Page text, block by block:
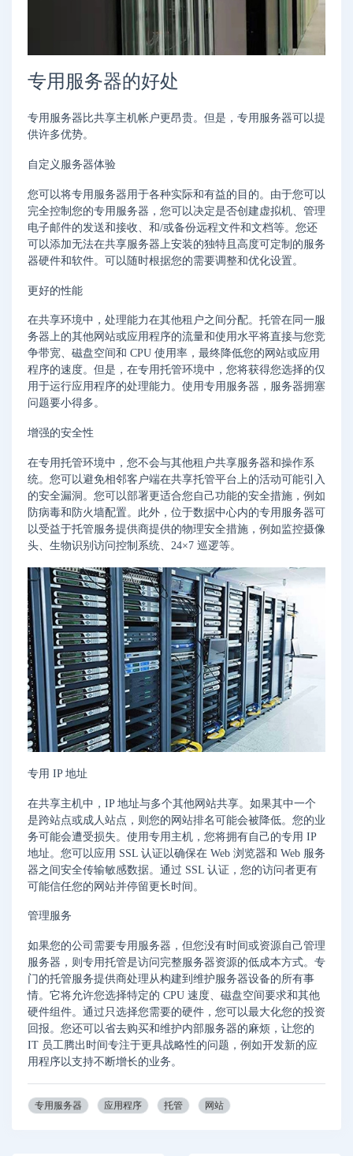
专用服务器的好处
专用服务器比共享主机帐户更昂贵。但是，专用服务器可以提
供许多优势。
自定义服务器体验
您可以将专用服务器用于各种实际和有益的目的。由于您可以
完全控制您的专用服务器，您可以决定是否创建虚拟机、管理
电子邮件的发送和接收、和/或备份远程文件和文档等。您还
可以添加无法在共享服务器上安装的独特且高度可定制的服务
器硬件和软件。可以随时根据您的需要调整和优化设置。
更好的性能
在共享环境中，处理能力在其他租户之间分配。托管在同一服
务器上的其他网站或应用程序的流量和使用水平将直接与您竞
争带宽、磁盘空间和 CPU 使用率，最终降低您的网站或应用
程序的速度。但是，在专用托管环境中，您将获得您选择的仅
用于运行应用程序的处理能力。使用专用服务器，服务器拥塞
问题要小得多。
增强的安全性
在专用托管环境中，您不会与其他租户共享服务器和操作系
统。您可以避免相邻客户端在共享托管平台上的活动可能引入
的安全漏洞。您可以部署更适合您自己功能的安全措施，例如
防病毒和防火墙配置。此外，位于数据中心内的专用服务器可
以受益于托管服务提供商提供的物理安全措施，例如监控摄像
头、生物识别访问控制系统、24×7 巡逻等。
专用 IP 地址
在共享主机中，IP 地址与多个其他网站共享。如果其中一个
是跨站点或成人站点，则您的网站排名可能会被降低。您的业​​
务可能会遭受损失。使用专用主机，您将拥有自己的专用 IP
地址。您可以应用 SSL 认证以确保在 Web 浏览器和 Web 服务
器之间安全传输敏感数据。通过 SSL 认证，您的访问者更有
可能信任您的网站并停留更长时间。
管理服务
如果您的公司需要专用服务器，但您没有时间或资源自己管理
服务器，则专用托管是访问完整服务器资源的低成本方式。专
门的托管服务提供商处理从构建到维护服务器设备的所有事
情。它将允许您选择特定的 CPU 速度、磁盘空间要求和其他
硬件组件。通过只选择您需要的硬件，您可以最大化您的投资
回报。您还可以省去购买和维护内部服务器的麻烦，让您的
IT 员工腾出时间专注于更具战略性的问题，例如开发新的应
用程序以支持不断增长的业务。
专用服务器 应用程序 托管 网站